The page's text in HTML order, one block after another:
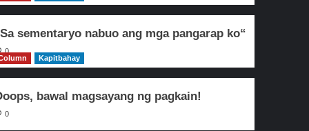
sementaryo nabuo ang mga pangarap ko“
0
Kapitbahay
bawal magsayang ng pagkain!
0